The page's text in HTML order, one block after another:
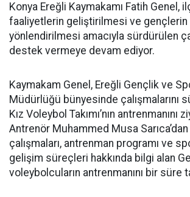
Konya Ereğli Kaymakamı Fatih Genel,
faaliyetlerin geliştirilmesi ve gençlerin
yönlendirilmesi amacıyla sürdürülen
destek vermeye devam ediyor.
Kaymakam Genel, Ereğli Gençlik ve
Müdürlüğü bünyesinde çalışmalarını
Kız Voleybol Takımı’nın antrenmanını
Antrenör Muhammed Musa Sarıca’dan
çalışmaları, antrenman programı ve
gelişim süreçleri hakkında bilgi alan
voleybolcuların antrenmanını bir süre